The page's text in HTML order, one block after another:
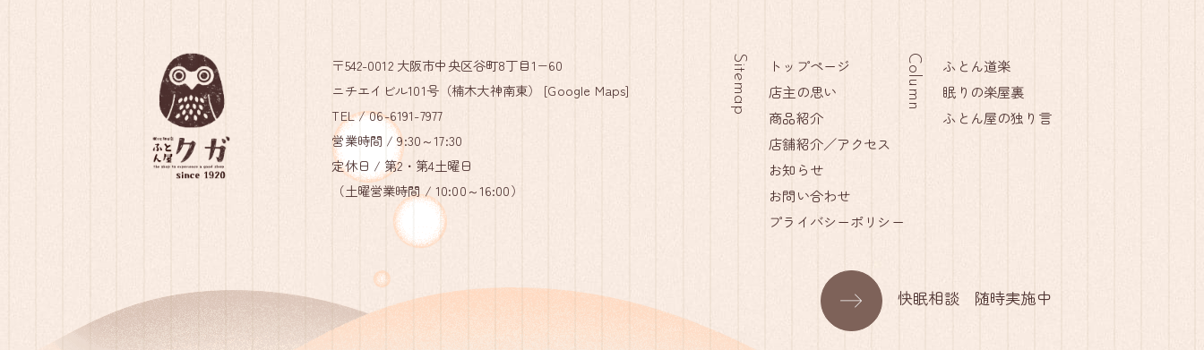
〒542-0012 大阪市中央区谷町8丁目1−60
ニチエイビル101号（楠木大神南東） [Google Maps]
TEL /06-6191-7977
営業時間 / 9:30～17:30
定休日 / 第2・第4土曜日
（土曜営業時間 / 10:00～16:00）
Sitemap
トップページ
店主の思い
商品紹介
店舗紹介／アクセス
お知らせ
お問い合わせ
プライバシーポリシー
Column
ふとん道楽
眠りの楽屋裏
ふとん屋の独り言
快眠相談 随時実施中